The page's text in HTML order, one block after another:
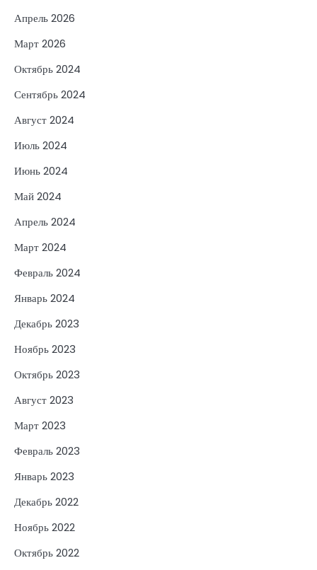
Апрель 2026
Март 2026
Октябрь 2024
Сентябрь 2024
Август 2024
Июль 2024
Июнь 2024
Май 2024
Апрель 2024
Март 2024
Февраль 2024
Январь 2024
Декабрь 2023
Ноябрь 2023
Октябрь 2023
Август 2023
Март 2023
Февраль 2023
Январь 2023
Декабрь 2022
Ноябрь 2022
Октябрь 2022